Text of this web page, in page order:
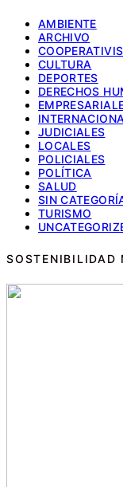
AMBIENTE
ARCHIVO
CULTURA
DEPORTES
DERECHOS
JUDICIALES
LOCALES
POLICIALES
POLÍTICA
SALUD
SIN
TURISMO
SOSTENIBILIDAD